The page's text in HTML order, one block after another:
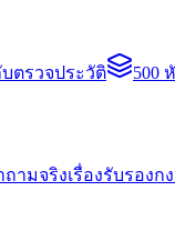
บตรวจประวัติ 500
ถามจริงเรื่องรับรองก